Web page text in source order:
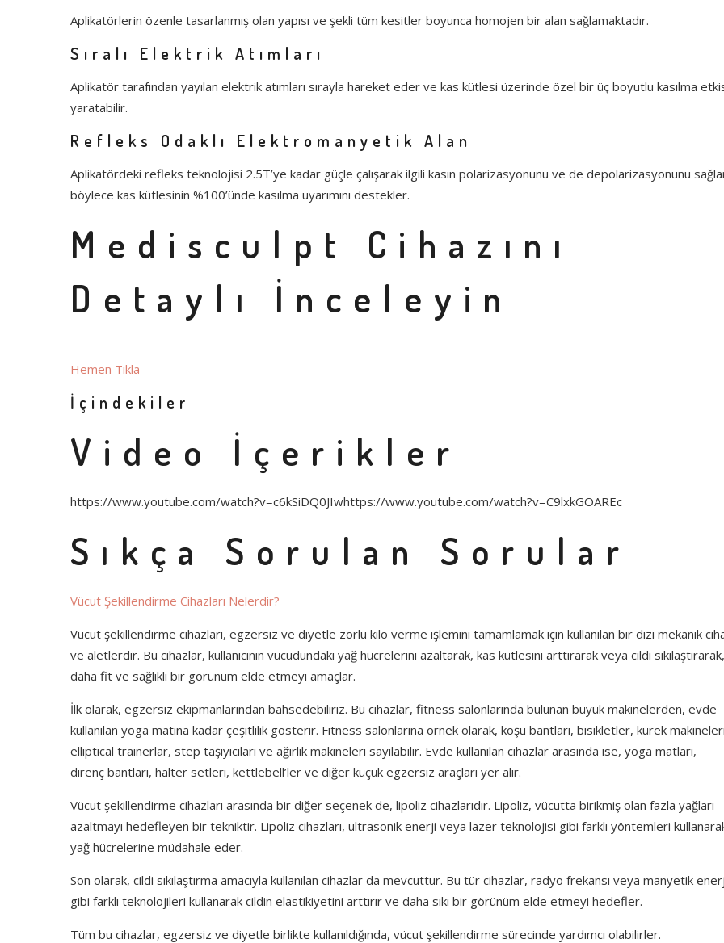
Aplikatörlerin özenle tasarlanmış olan yapısı ve şekli tüm kesitler boyunca homojen bir alan sağlamaktadır.
Sıralı Elektrik Atımları
Aplikatör tarafından yayılan elektrik atımları sırayla hareket eder ve kas kütlesi üzerinde özel bir üç boyutlu kasılma
yaratabilir.
Refleks Odaklı Elektromanyetik Alan
Aplikatördeki refleks teknolojisi 2.5T’ye kadar güçle çalışarak ilgili kasın polarizasyonunu ve de depolarizasyonunu
böylece kas kütlesinin %100’ünde kasılma uyarımını destekler.
Medisculpt Cihazını
Detaylı İnceleyin
Hemen Tıkla
İçindekiler
Video İçerikler
https://www.youtube.com/watch?v=c6kSiDQ0JIwhttps://www.youtube.com/watch?v=C9lxkGOAREc
Sıkça Sorulan Sorular
Vücut Şekillendirme Cihazları Nelerdir?
Vücut şekillendirme cihazları, egzersiz ve diyetle zorlu kilo verme işlemini tamamlamak için kullanılan bir dizi mekanik
ve aletlerdir. Bu cihazlar, kullanıcının vücudundaki yağ hücrelerini azaltarak, kas kütlesini arttırarak veya cildi sıkılaştırarak,
daha fit ve sağlıklı bir görünüm elde etmeyi amaçlar.
İlk olarak, egzersiz ekipmanlarından bahsedebiliriz. Bu cihazlar, fitness salonlarında bulunan büyük makinelerden, evde
kullanılan yoga matına kadar çeşitlilik gösterir. Fitness salonlarına örnek olarak, koşu bantları, bisikletler, kürek
elliptical trainerlar, step taşıyıcıları ve ağırlık makineleri sayılabilir. Evde kullanılan cihazlar arasında ise, yoga matları,
direnç bantları, halter setleri, kettlebell’ler ve diğer küçük egzersiz araçları yer alır.
Vücut şekillendirme cihazları arasında bir diğer seçenek de, lipoliz cihazlarıdır. Lipoliz, vücutta birikmiş olan fazla yağları
azaltmayı hedefleyen bir tekniktir. Lipoliz cihazları, ultrasonik enerji veya lazer teknolojisi gibi farklı yöntemleri
yağ hücrelerine müdahale eder.
Son olarak, cildi sıkılaştırma amacıyla kullanılan cihazlar da mevcuttur. Bu tür cihazlar, radyo frekansı veya manyetik
gibi farklı teknolojileri kullanarak cildin elastikiyetini arttırır ve daha sıkı bir görünüm elde etmeyi hedefler.
Tüm bu cihazlar, egzersiz ve diyetle birlikte kullanıldığında, vücut şekillendirme sürecinde yardımcı olabilirler.